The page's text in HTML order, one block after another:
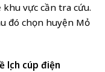
vực cần tra cứu.
đó chọn huyện Mỏ
lịch cúp điện